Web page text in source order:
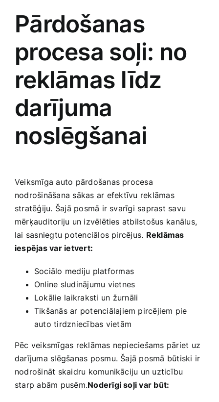
Pārdošanas
procesa soļi: no
reklāmas līdz
darījuma
noslēgšanai
Veiksmīga auto pārdošanas procesa
nodrošināšana sākas ar ⁣efektīvu reklāmas
stratēģiju. Šajā posmā ir svarīgi saprast savu
mērķauditoriju un izvēlēties atbilstošus ⁢kanālus,
lai sasniegtu potenciālos pircējus. Reklāmas
iespējas var ietvert:
Sociālo mediju platformas
Online sludinājumu vietnes
Lokālie ⁢laikraksti un ⁤žurnāli
Tikšanās ar potenciālajiem pircējiem pie
auto tirdzniecības vietām
Pēc veiksmīgas reklāmas nepieciešams pāriet uz
darījuma slēgšanas posmu.‍ Šajā posmā būtiski ir
nodrošināt skaidru komunikāciju un uzticību
starp abām pusēm.Noderīgi soļi var būt: